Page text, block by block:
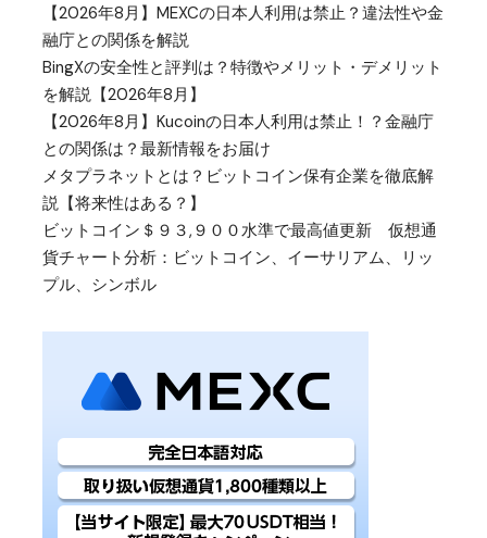
【2026年8月】MEXCの日本人利用は禁止？違法性や金
融庁との関係を解説
BingXの安全性と評判は？特徴やメリット・デメリット
を解説【2026年8月】
【2026年8月】Kucoinの日本人利用は禁止！？金融庁
との関係は？最新情報をお届け
メタプラネットとは？ビットコイン保有企業を徹底解
説【将来性はある？】
ビットコイン＄９３,９００水準で最高値更新 仮想通
貨チャート分析：ビットコイン、イーサリアム、リッ
プル、シンボル